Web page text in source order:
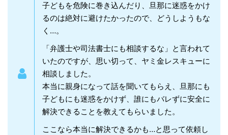
子どもを危険に巻き込んだり、旦那に迷惑をかけ
るのは絶対に避けたかったので、どうしようもな
く…。
「弁護士や司法書士にも相談するな」と言われて
いたのですが、思い切って、ヤミ金レスキューに
相談しました。
本当に親身になって話を聞いてもらえ、旦那にも
子どもにも迷惑をかけず、誰にもバレずに安全に
解決できることを教えてもらいました。
ここなら本当に解決できるかも…と思って依頼し